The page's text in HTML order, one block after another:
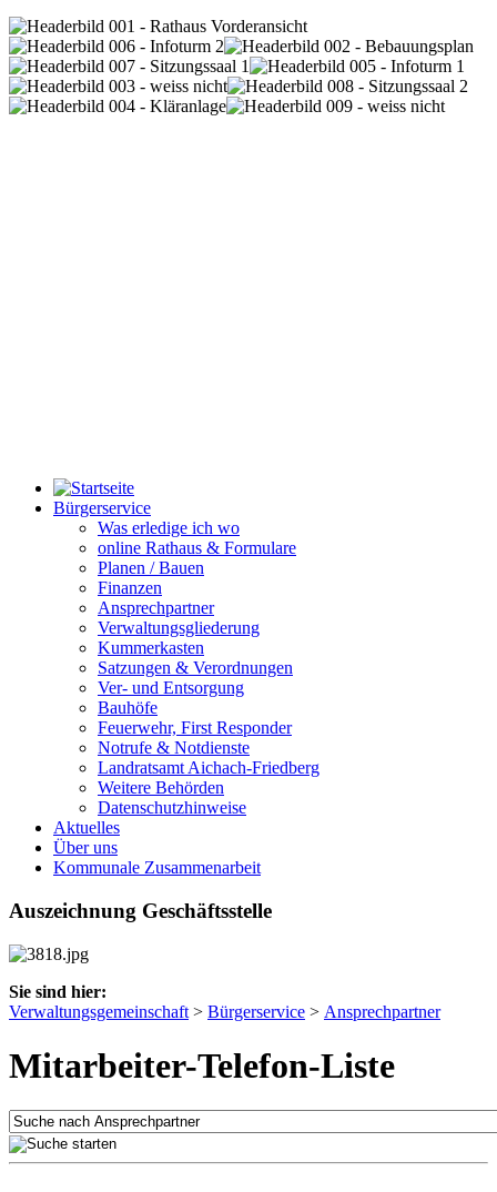
Bürgerservice
Was erledige ich wo
online Rathaus & Formulare
Planen / Bauen
Finanzen
Ansprechpartner
Verwaltungsgliederung
Kummerkasten
Satzungen & Verordnungen
Ver- und Entsorgung
Bauhöfe
Feuerwehr, First Responder
Notrufe & Notdienste
Landratsamt Aichach-Friedberg
Weitere Behörden
Datenschutzhinweise
Aktuelles
Über uns
Kommunale Zusammenarbeit
Auszeichnung Geschäftsstelle
Sie sind hier:
Verwaltungsgemeinschaft > Bürgerservice > Ansprechpartner
Mitarbeiter-Telefon-Liste